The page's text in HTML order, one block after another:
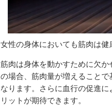
女性の身体においても筋肉は健
筋肉は身体を動かすために欠
の場合、筋肉量が増えることで
なります。さらに血行の促進
リットが期待できます。